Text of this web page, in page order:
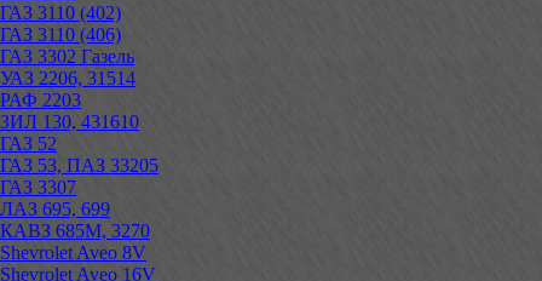
ГАЗ 3110 (402)
ГАЗ 3110 (406)
ГАЗ 3302 Газель
УАЗ 2206, 31514
РАФ 2203
ЗИЛ 130, 431610
ГАЗ 52
ГАЗ 53, ПАЗ 33205
ГАЗ 3307
ЛАЗ 695, 699
КАВЗ 685М, 3270
Shevrolet Aveo 8V
Shevrolet Aveo 16V